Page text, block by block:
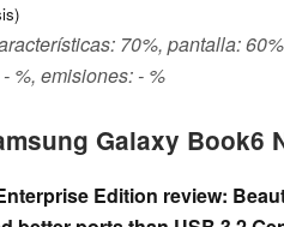
70%, pantalla:
%, emisiones: - %
Galaxy Book6
Edition review: